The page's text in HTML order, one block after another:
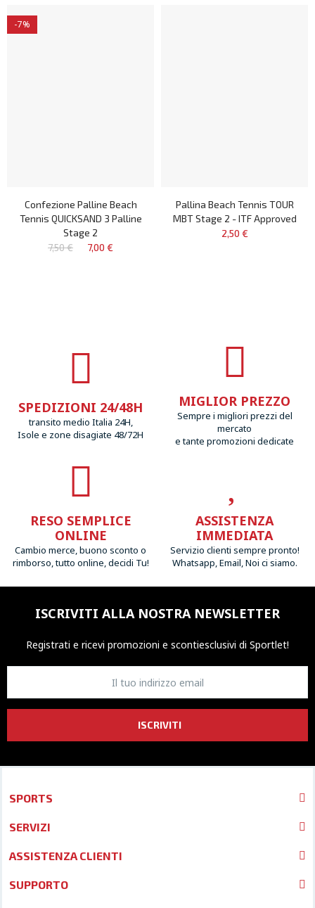
-7%
Confezione Palline Beach
Tennis QUICKSAND 3 Palline
Stage 2
7,50 €
7,00 €
Pallina Beach Tennis TOUR
MBT Stage 2 - ITF Approved
2,50 €
SPEDIZIONI 24/48H
transito medio Italia 24H,
Isole e zone disagiate 48/72H
MIGLIOR PREZZO
Sempre i migliori prezzi del
mercato
e tante promozioni dedicate
RESO SEMPLICE
ONLINE
Cambio merce, buono sconto o
rimborso, tutto online, decidi Tu!
ASSISTENZA
IMMEDIATA
Servizio clienti sempre pronto!
Whatsapp, Email, Noi ci siamo.
ISCRIVITI ALLA NOSTRA NEWSLETTER
Registrati e ricevi promozioni e scontiesclusivi di Sportlet!
ISCRIVITI
SPORTS
SERVIZI
ASSISTENZA CLIENTI
SUPPORTO